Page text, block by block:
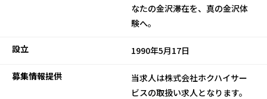
なたの金沢滞在を、真の金沢体
験へ。
設立 1990年5月17日
募集情報提供
当求人は株式会社ホクハイサー
ビスの取扱い求人となります。